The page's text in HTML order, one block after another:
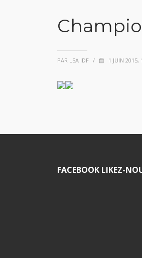
PAR LSA IDF / 1 JUIN 2015,
FACEBOOK LIKEZ-